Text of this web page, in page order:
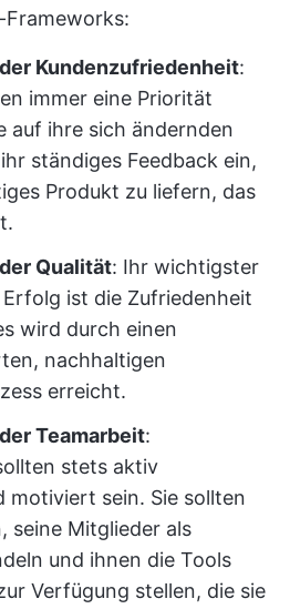
Frameworks:
der Kundenzufriedenheit:
immer eine Priorität
auf ihre sich ändernden
ständiges Feedback ein,
Produkt zu liefern, das
der Qualität: Ihr wichtigster
ist die Zufriedenheit
wird durch einen
nachhaltigen
erreicht.
der Teamarbeit:
stets aktiv
motiviert sein. Sie sollten
seine Mitglieder als
und ihnen die Tools
Verfügung stellen, die sie